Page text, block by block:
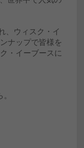
、ウィスク・イ
ナップで皆様を
・イーブースに